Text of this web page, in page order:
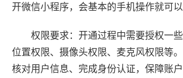
开微信小程序，会基本的手机操作就可以
权限要求：开通过程中需要授权一
位置权限、摄像头权限、麦克风权限等
核对用户信息、完成身份认证，保障账